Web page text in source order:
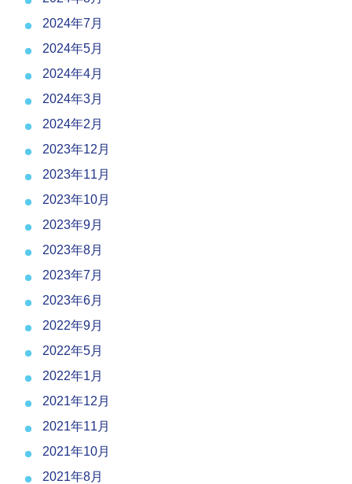
2024年7月
2024年5月
2024年4月
2024年3月
2024年2月
2023年12月
2023年11月
2023年10月
2023年9月
2023年8月
2023年7月
2023年6月
2022年9月
2022年5月
2022年1月
2021年12月
2021年11月
2021年10月
2021年8月